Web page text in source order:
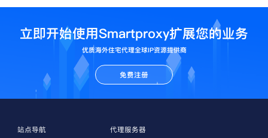
立即开始使用Smartproxy扩展您的业务
优质海外住宅代理全球IP资源提供商
免费注册
站点导航 代理服务器